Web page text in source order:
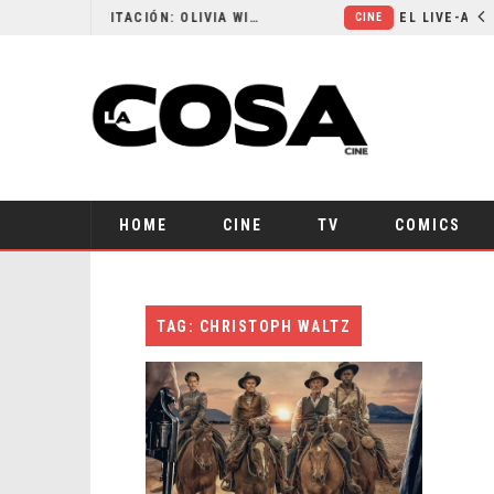
RESEÑA LA INVITACIÓN: OLIVIA WILDE REFLEXIONA SOBRE LA VIDA CONYUGAL
HOME CINE TV COMICS
TAG: CHRISTOPH WALTZ